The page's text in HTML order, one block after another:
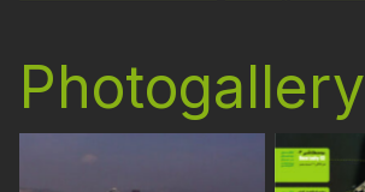
Photogallery